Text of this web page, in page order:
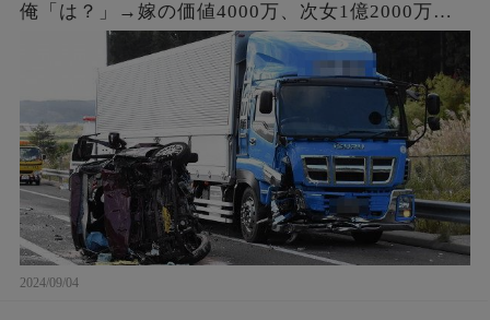
俺「は？」→嫁の価値4000万、次女1億2000万。
事故で6人の家族と引換えに大金GET。俺「会社辞
めさせて貰うわ」
2024/09/04